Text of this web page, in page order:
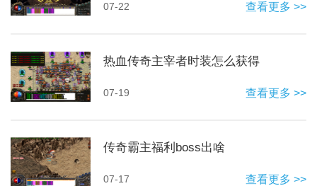
07-22 查看更多 >>
热血传奇主宰者时装怎么获得
07-19 查看更多 >>
传奇霸主福利boss出啥
07-17 查看更多 >>